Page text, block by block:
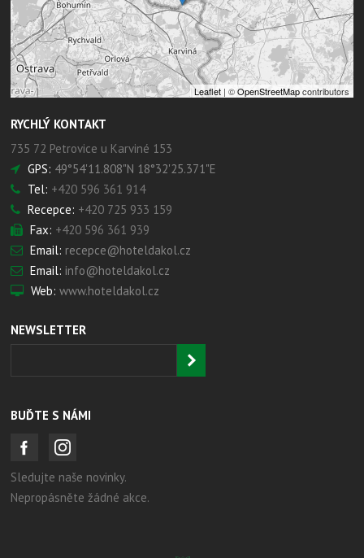
Leaflet| ©OpenStreetMapcontributors
RYCHLÝ KONTAKT
735 72 Petrovice u Karviné 153
GPS: 49°54'11.808"N 18°32'25.371"E
Tel: +420 596 361 914
Recepce: +420 725 933 159
Fax: +420 596 361 939
Email: recepce@hoteldakol.cz
Email: info@hoteldakol.cz
Web: www.hoteldakol.cz
NEWSLETTER
BUĎTE S NÁMI
Sledujte naše novinky.
Nepropásněte žádné akce.